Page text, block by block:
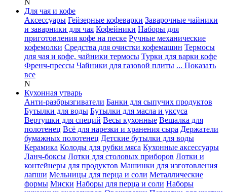
N
Для чая и кофе
Аксессуары Гейзерные кофеварки Заварочные чайники
и заварники для чая Кофейники Наборы для
приготовления кофе на песке Ручные механические
кофемолки Средства для очистки кофемашин Термосы
для чая и кофе, чайники термосы Турки для варки кофе
Френч-прессы Чайники для газовой плиты ... Показать
все
N
Кухонная утварь
Анти-разбрызгиватели Банки для сыпучих продуктов
Бутылки для воды Бутылки для масла и уксуса
Вертушки для специй Весы кухонные Вешалка для
полотенец Всё для нарезки и хранения сыра Держатели
бумажных полотенец Детские бутылки для воды
Керамика Колоды для рубки мяса Кухонные аксессуары
Ланч-боксы Лотки для столовых приборов Лотки и
контейнеры для продуктов Машинки для изготовления
лапши Мельницы для перца и соли Металлические
формы Миски Наборы для перца и соли Наборы